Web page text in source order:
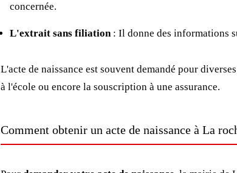
concernée.
L'extrait sans filiation: Il donne des informations
L'acte de naissance est souvent demandé pour
à l'école ou encore la souscription à une assurance.
Comment obtenir un acte de naissance à La